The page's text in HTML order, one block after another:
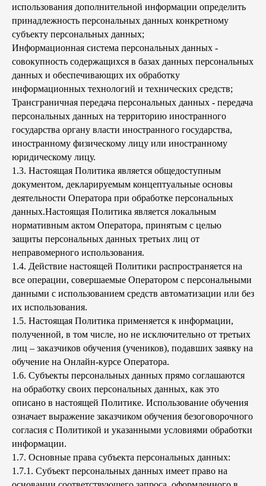
использования дополнительной информации определить
принадлежность персональных данных конкретному
субъекту персональных данных;
Информационная система персональных данных -
совокупность содержащихся в базах данных персональных
данных и обеспечивающих их обработку
информационных технологий и технических средств;
Трансграничная передача персональных данных - передача
персональных данных на территорию иностранного
государства органу власти иностранного государства,
иностранному физическому лицу или иностранному
юридическому лицу.
1.3. Настоящая Политика является общедоступным
документом, декларируемым концептуальные основы
деятельности Оператора при обработке персональных
данных.Настоящая Политика является локальным
нормативным актом Оператора, принятым с целью
защиты персональных данных третьих лиц от
неправомерного использования.
1.4. Действие настоящей Политики распространяется на
все операции, совершаемые Оператором с персональными
данными с использованием средств автоматизации или без
их использования.
1.5. Настоящая Политика применяется к информации,
полученной, в том числе, но не исключительно от третьих
лиц – заказчиков обучения (учеников), подавших заявку на
обучение на Онлайн-курсе Оператора.
1.6. Субъекты персональных данных прямо соглашаются
на обработку своих персональных данных, как это
описано в настоящей Политике. Использование обучения
означает выражение заказчиком обучения безоговорочного
согласия с Политикой и указанными условиями обработки
информации.
1.7. Основные права субъекта персональных данных:
1.7.1. Субъект персональных данных имеет право на